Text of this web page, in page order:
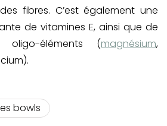
fibres. C’est également une
de vitamines E, ainsi que de
oligo-éléments (magnésium,
bowls